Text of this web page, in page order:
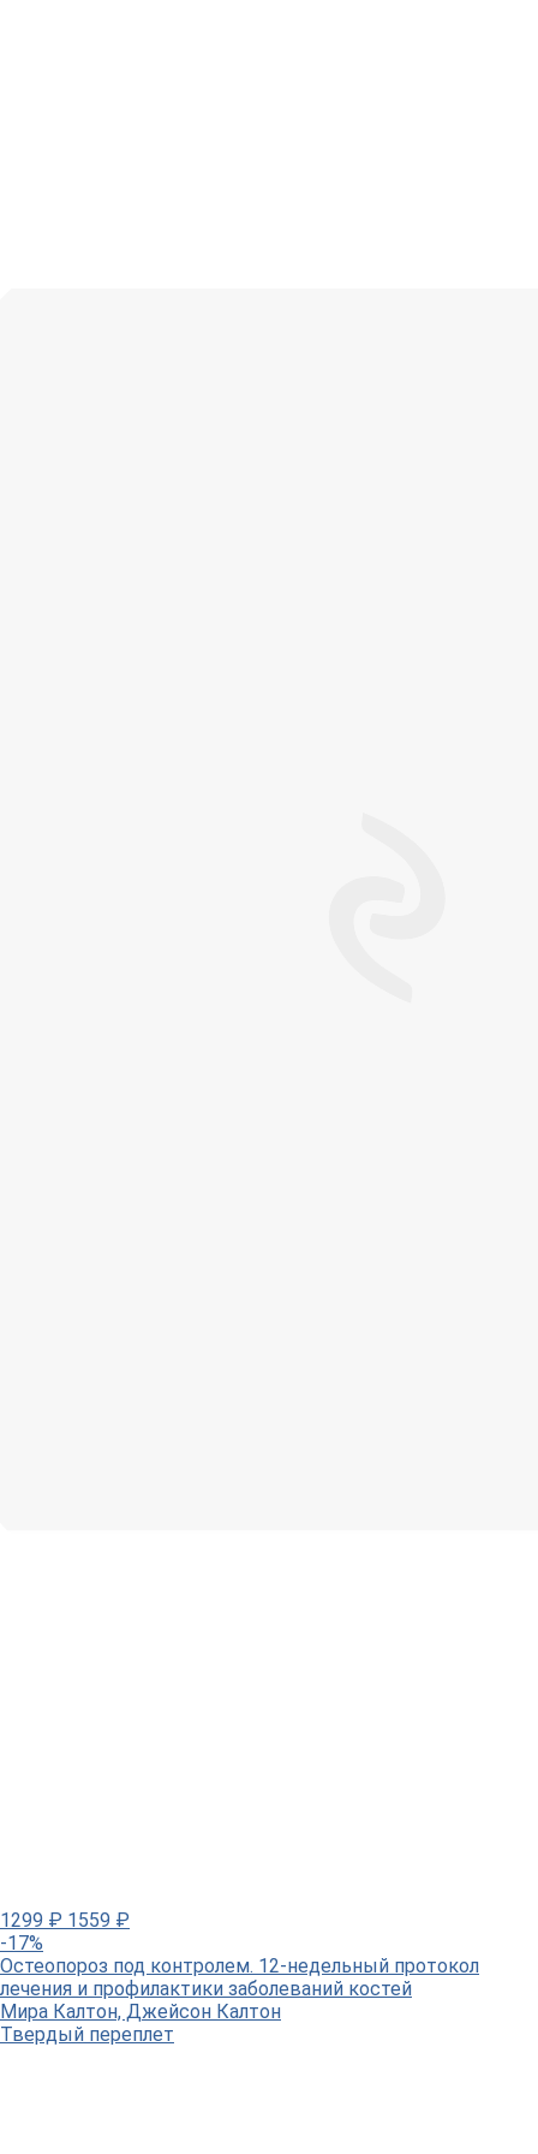
1299 ₽ 1559 ₽
-17%
Остеопороз под контролем. 12-недельный протокол
лечения и профилактики заболеваний костей
Мира Калтон, Джейсон Калтон
Твердый переплет